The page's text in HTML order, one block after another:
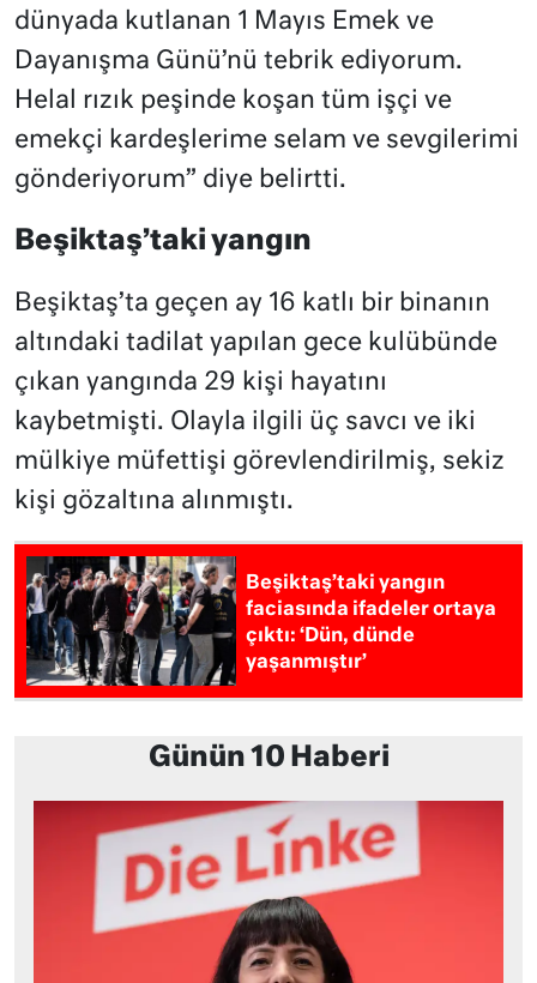
dünyada kutlanan 1 Mayıs Emek ve
Dayanışma Günü’nü tebrik ediyorum.
Helal rızık peşinde koşan tüm işçi ve
emekçi kardeşlerime selam ve sevgilerimi
gönderiyorum” diye belirtti.
Beşiktaş’taki yangın
Beşiktaş’ta geçen ay 16 katlı bir binanın
altındaki tadilat yapılan gece kulübünde
çıkan yangında 29 kişi hayatını
kaybetmişti. Olayla ilgili üç savcı ve iki
mülkiye müfettişi görevlendirilmiş, sekiz
kişi gözaltına alınmıştı.
Beşiktaş’taki yangın
faciasında ifadeler ortaya
çıktı: ‘Dün, dünde
yaşanmıştır’
Günün 10 Haberi